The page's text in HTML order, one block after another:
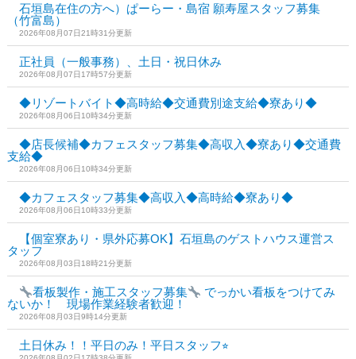
石垣島在住の方へ）ぱーらー・島宿 願寿屋スタッフ募集
（竹富島）
2026年08月07日21時31分更新
正社員（一般事務）、土日・祝日休み
2026年08月07日17時57分更新
◆リゾートバイト◆高時給◆交通費別途支給◆寮あり◆
2026年08月06日10時34分更新
◆店長候補◆カフェスタッフ募集◆高収入◆寮あり◆交通費
支給◆
2026年08月06日10時34分更新
◆カフェスタッフ募集◆高収入◆高時給◆寮あり◆
2026年08月06日10時33分更新
【個室寮あり・県外応募OK】石垣島のゲストハウス運営ス
タッフ
2026年08月03日18時21分更新
看板製作・施工スタッフ募集
でっかい看板をつけてみ
ないか！ 現場作業経験者歓迎！
2026年08月03日9時14分更新
土日休み！！平日のみ！平日スタッフ⭐︎